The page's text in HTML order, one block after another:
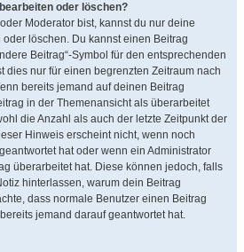
oder löschen?
Moderator bist, kannst du nur deine
löschen. Du kannst einen Beitrag
Beitrag“-Symbol für den entsprechenden
dies nur für einen begrenzten Zeitraum nach
bereits jemand auf deinen Beitrag
in der Themenansicht als überarbeitet
die Anzahl als auch der letzte Zeitpunkt der
Hinweis erscheint nicht, wenn noch
hat oder wenn ein Administrator
überarbeitet hat. Diese können jedoch, falls
hinterlassen, warum dein Beitrag
dass normale Benutzer einen Beitrag
jemand darauf geantwortet hat.